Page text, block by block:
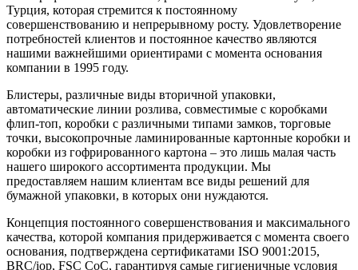
Турция, которая стремится к постоянному
совершенствованию и непрерывному росту. Удовлетворение
потребностей клиентов и постоянное качество являются
нашими важнейшими ориентирами с момента основания
компании в 1995 году.
Блистеры, различные виды вторичной упаковки,
автоматические линии розлива, совместимые с коробками
флип-топ, коробки с различными типами замков, торговые
точки, высокопрочные ламинированные картонные коробки и
коробки из гофрированного картона – это лишь малая часть
нашего широкого ассортимента продукции. Мы
предоставляем нашим клиентам все виды решений для
бумажной упаковки, в которых они нуждаются.
Концепция постоянного совершенствования и максимального
качества, которой компания придерживается с момента своего
основания, подтверждена сертификатами ISO 9001:2015,
BRC/iop, FSC CoC, гарантируя самые гигиеничные условия